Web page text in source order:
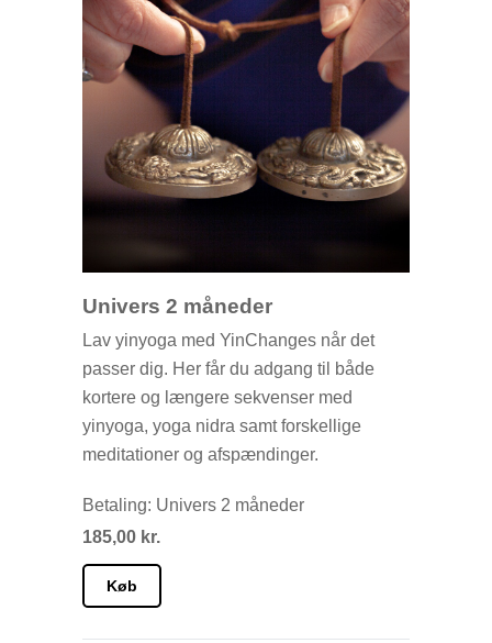
Univers 2 måneder
Lav yinyoga med YinChanges når det
passer dig. Her får du adgang til både
kortere og længere sekvenser med
yinyoga, yoga nidra samt forskellige
meditationer og afspændinger.
Betaling: Univers 2 måneder
185,00 kr.
Køb